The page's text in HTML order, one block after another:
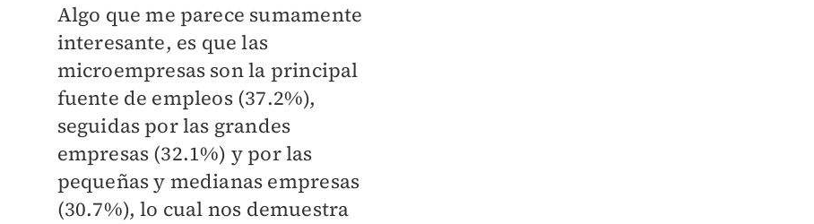
Algo que me parece sumamente
interesante, es que las
microempresas son la principal
fuente de empleos (37.2%),
seguidas por las grandes
empresas (32.1%) y por las
pequeñas y medianas empresas
(30.7%), lo cual nos demuestra